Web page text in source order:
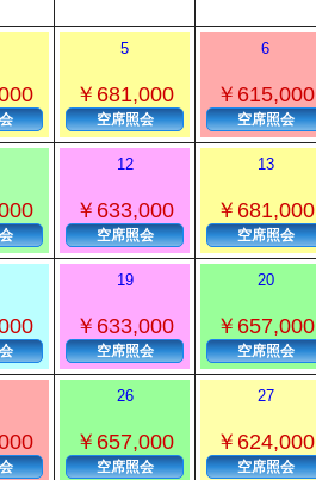
5
￥681,000
空席照会
6
￥615,000
空席照会
12
￥633,000
空席照会
13
￥681,000
空席照会
19
￥633,000
空席照会
20
￥657,000
空席照会
26
￥657,000
空席照会
27
￥624,000
空席照会